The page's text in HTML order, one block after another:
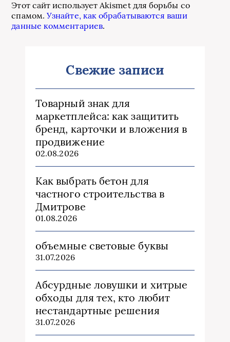
Этот сайт использует Akismet для борьбы со
спамом.Узнайте, как обрабатываются ваши
данные комментариев.
Свежие записи
Товарный знак для
маркетплейса: как защитить
бренд, карточки и вложения в
продвижение
02.08.2026
Как выбрать бетон для
частного строительства в
Дмитрове
01.08.2026
объемные световые буквы
31.07.2026
Абсурдные ловушки и хитрые
обходы для тех, кто любит
нестандартные решения
31.07.2026